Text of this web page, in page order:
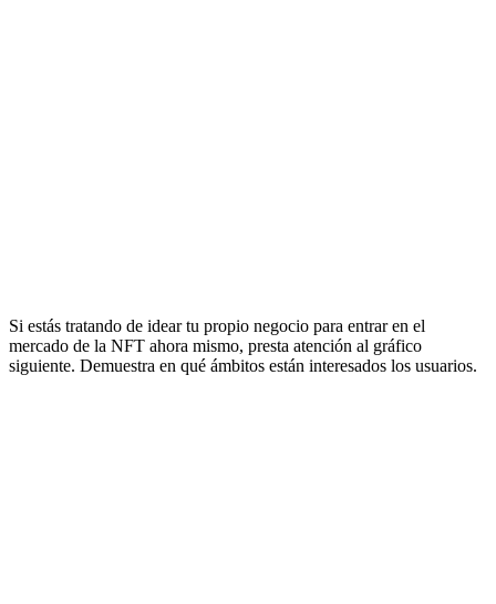
Si estás tratando de idear tu propio negocio para entrar en el
mercado de la NFT ahora mismo, presta atención al gráfico
siguiente. Demuestra en qué ámbitos están interesados los usuarios.